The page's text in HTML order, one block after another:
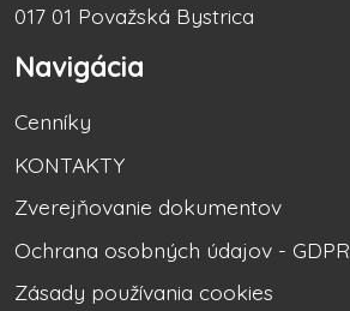
017 01 Považská Bystrica
Navigácia
Cenníky
KONTAKTY
Zverejňovanie dokumentov
Ochrana osobných údajov - GDPR
Zásady používania cookies